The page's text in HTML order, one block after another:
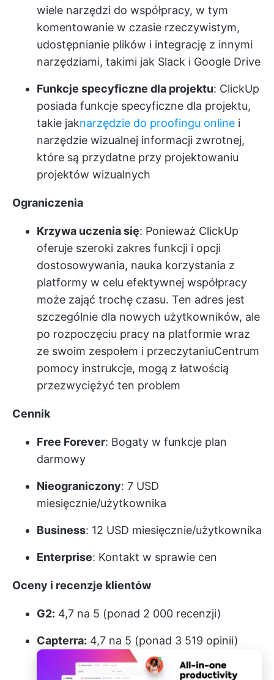
wiele narzędzi do współpracy, w tym
komentowanie w czasie rzeczywistym,
udostępnianie plików i integrację z innymi
narzędziami, takimi jak Slack i Google Drive
Funkcje specyficzne dla projektu: ClickUp
posiada funkcje specyficzne dla projektu,
takie jaknarzędzie do proofingu online i
narzędzie wizualnej informacji zwrotnej,
które są przydatne przy projektowaniu
projektów wizualnych
Ograniczenia
Krzywa uczenia się: Ponieważ ClickUp
oferuje szeroki zakres funkcji i opcji
dostosowywania, nauka korzystania z
platformy w celu efektywnej współpracy
może zająć trochę czasu. Ten adres jest
szczególnie dla nowych użytkowników, ale
po rozpoczęciu pracy na platformie wraz
ze swoim zespołem i przeczytaniuCentrum
pomocy instrukcje, mogą z łatwością
przezwyciężyć ten problem
Cennik
Free Forever: Bogaty w funkcje plan
darmowy
Nieograniczony: 7 USD
miesięcznie/użytkownika
Business: 12 USD miesięcznie/użytkownika
Enterprise: Kontakt w sprawie cen
Oceny i recenzje klientów
G2: 4,7 na 5 (ponad 2 000 recenzji)
Capterra: 4,7 na 5 (ponad 3 519 opinii)